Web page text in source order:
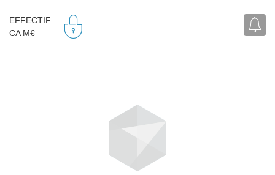
EFFECTIF
CA M€